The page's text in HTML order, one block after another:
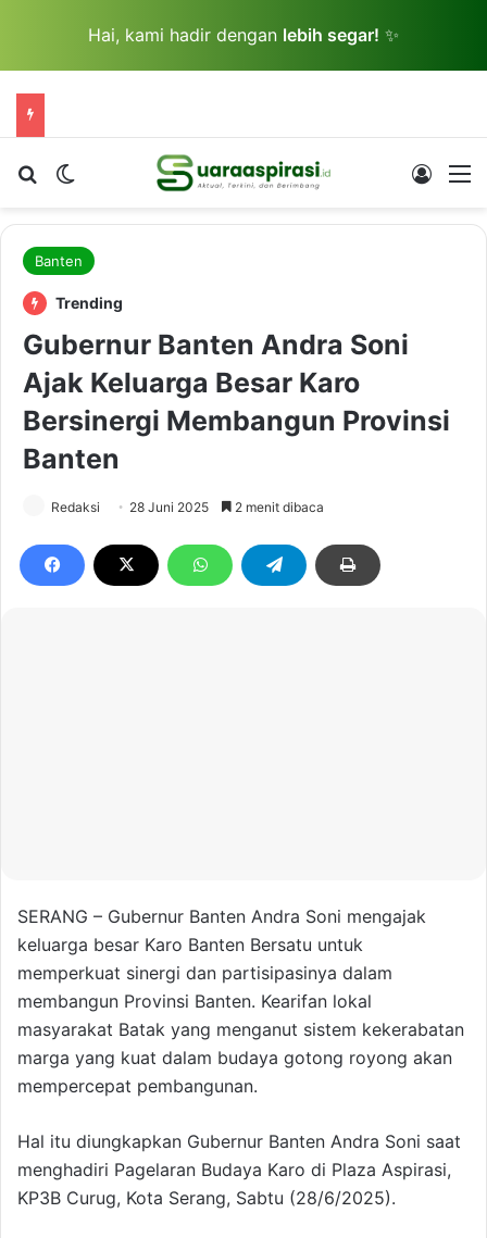
Hai, kami hadir dengan lebih segar! ✨
Cari berita...Switch skin Log In
Banten
Trending
Gubernur Banten Andra Soni
Ajak Keluarga Besar Karo
Bersinergi Membangun Provinsi
Banten
Redaksi 28 Juni 2025 2 menit dibaca
SERANG – Gubernur Banten Andra Soni mengajak
keluarga besar Karo Banten Bersatu untuk
memperkuat sinergi dan partisipasinya dalam
membangun Provinsi Banten. Kearifan lokal
masyarakat Batak yang menganut sistem kekerabatan
marga yang kuat dalam budaya gotong royong akan
mempercepat pembangunan.
Hal itu diungkapkan Gubernur Banten Andra Soni saat
menghadiri Pagelaran Budaya Karo di Plaza Aspirasi,
KP3B Curug, Kota Serang, Sabtu (28/6/2025).